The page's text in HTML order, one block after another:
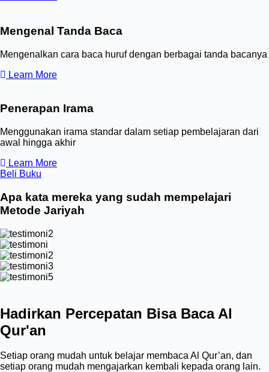
Mengenal Tanda Baca
Mengenalkan cara baca huruf dengan berbagai tanda bacanya
Learn More
Penerapan Irama
Menggunakan irama standar dalam setiap pembelajaran dari
awal hingga akhir
Learn More
Beli Buku
Apa kata mereka yang sudah mempelajari
Metode Jariyah
Hadirkan Percepatan Bisa Baca Al
Qur'an
Setiap orang mudah untuk belajar membaca Al Qur’an, dan
setiap orang mudah mengajarkan kembali kepada orang lain.